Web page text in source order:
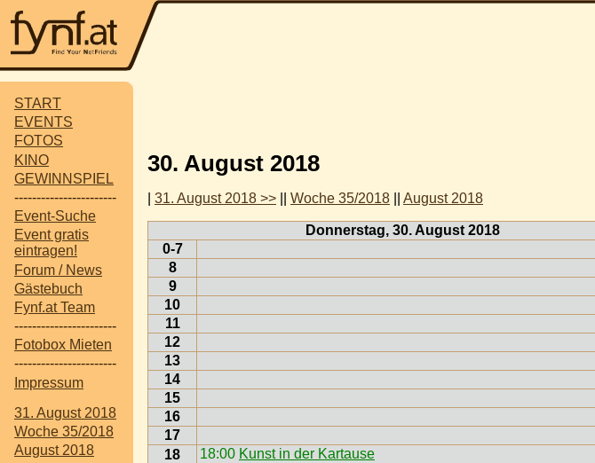
START
EVENTS
FOTOS
KINO
GEWINNSPIEL
-----------------------
Event-Suche
Event gratis
eintragen!
Forum / News
Gästebuch
Fynf.at Team
-----------------------
Fotobox Mieten
-----------------------
Impressum
31. August 2018
Woche 35/2018
August 2018
30. August 2018
31. August 2018 >> Woche 35/2018 August 2018
Donnerstag, 30. August 2018
0-7
8
9
10
11
12
13
14
15
16
17
18
18:00 Kunst in der Kartause